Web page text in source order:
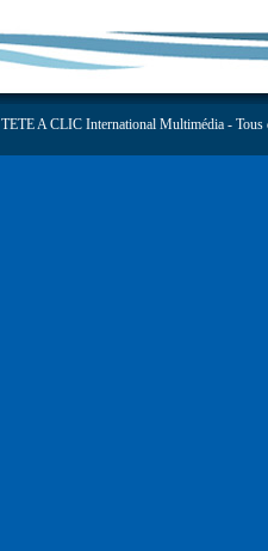
TETE A CLIC International Multimédia - Tous